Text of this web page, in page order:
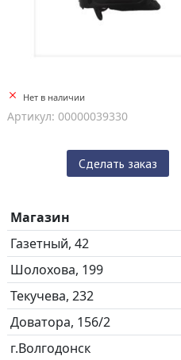
Нет в наличии
Артикул: 00000039330
Сделать заказ
Магазин
Газетный, 42
Шолохова, 199
Текучева, 232
Доватора, 156/2
г.Волгодонск